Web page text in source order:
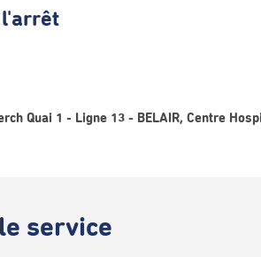
Quai 1 - Ligne 13 - BELAIR, Centre
le service